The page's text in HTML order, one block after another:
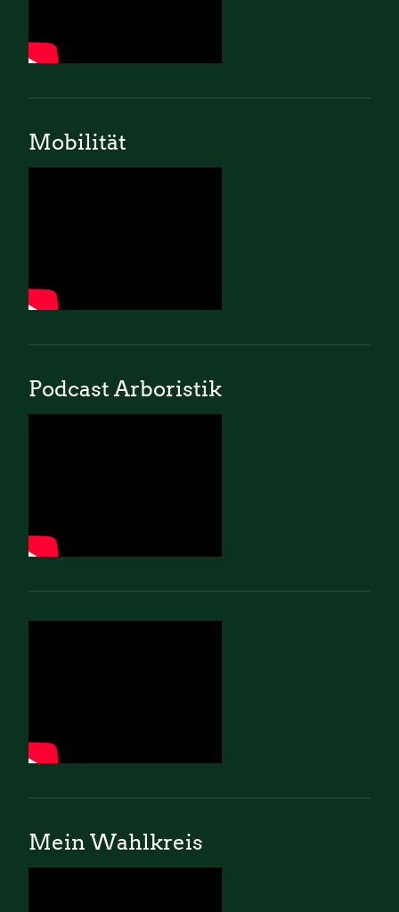
Mobilität
Podcast Arboristik
Mein Wahlkreis